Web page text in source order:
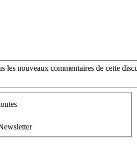
les nouveaux commentaires de cette